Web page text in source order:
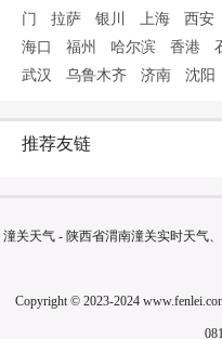
门
拉萨 银川 上海 西安
海口
福州 哈尔滨 香港
武汉
乌鲁木齐 济南 沈阳
推荐友链
潼关天气 - 陕西省渭南潼关实时天气
Copyright © 2023-2024